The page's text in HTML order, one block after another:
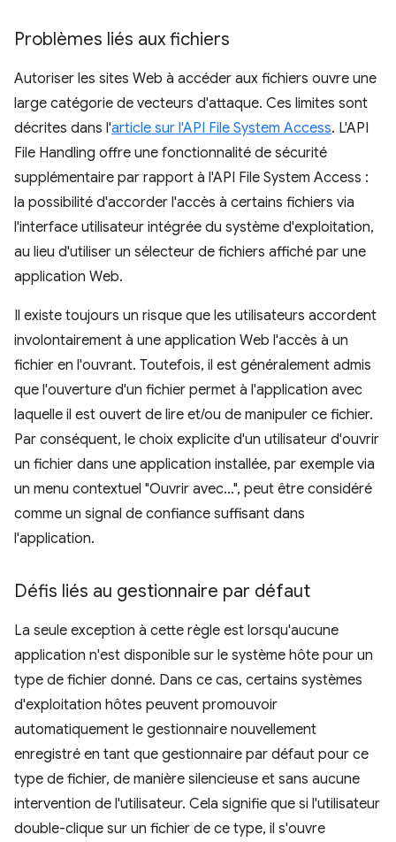
Problèmes liés aux fichiers
Autoriser les sites Web à accéder aux fichiers ouvre une
large catégorie de vecteurs d'attaque. Ces limites sont
décrites dans l'article sur l'API File System Access. L'API
File Handling offre une fonctionnalité de sécurité
supplémentaire par rapport à l'API File System Access :
la possibilité d'accorder l'accès à certains fichiers via
l'interface utilisateur intégrée du système d'exploitation,
au lieu d'utiliser un sélecteur de fichiers affiché par une
application Web.
Il existe toujours un risque que les utilisateurs accordent
involontairement à une application Web l'accès à un
fichier en l'ouvrant. Toutefois, il est généralement admis
que l'ouverture d'un fichier permet à l'application avec
laquelle il est ouvert de lire et/ou de manipuler ce fichier.
Par conséquent, le choix explicite d'un utilisateur d'ouvrir
un fichier dans une application installée, par exemple via
un menu contextuel "Ouvrir avec…", peut être considéré
comme un signal de confiance suffisant dans
l'application.
Défis liés au gestionnaire par défaut
La seule exception à cette règle est lorsqu'aucune
application n'est disponible sur le système hôte pour un
type de fichier donné. Dans ce cas, certains systèmes
d'exploitation hôtes peuvent promouvoir
automatiquement le gestionnaire nouvellement
enregistré en tant que gestionnaire par défaut pour ce
type de fichier, de manière silencieuse et sans aucune
intervention de l'utilisateur. Cela signifie que si l'utilisateur
double-clique sur un fichier de ce type, il s'ouvre